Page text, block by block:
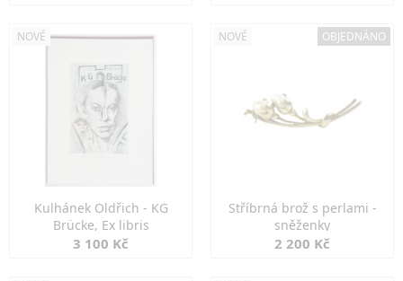
NOVÉ
Kulhánek Oldřich - KG
Brücke, Ex libris
3 100 Kč
NOVÉ OBJEDNÁNO
Stříbrná brož s perlami -
sněženky
2 200 Kč